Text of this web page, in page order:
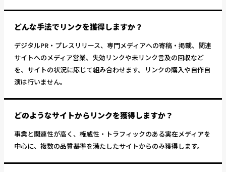
どんな手法でリンクを獲得しますか？
デジタルPR・プレスリリース、専門メディアへの寄稿・掲載、関連
サイトへのメディア営業、失効リンクや未リンク言及の回収など
を、サイトの状況に応じて組み合わせます。リンクの購入や自作自
演は行いません。
どのようなサイトからリンクを獲得しますか？
事業と関連性が高く、権威性・トラフィックのある実在メディアを
中心に、複数の品質基準を満たしたサイトからのみ獲得します。